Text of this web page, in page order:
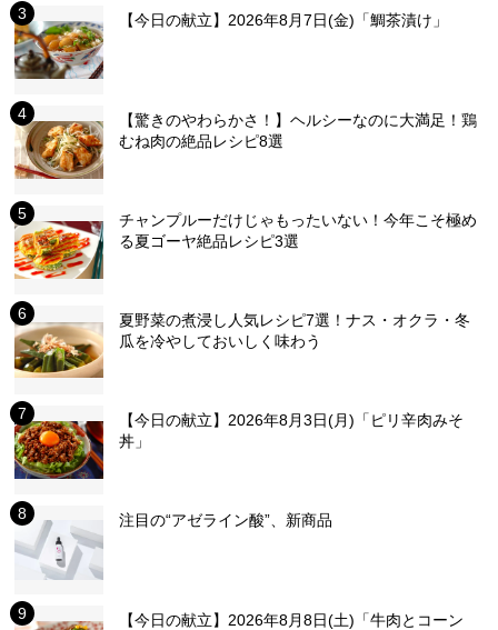
【今日の献立】2026年8月7日(金)「鯛茶漬け」
【驚きのやわらかさ！】ヘルシーなのに大満足！鶏
むね肉の絶品レシピ8選
チャンプルーだけじゃもったいない！今年こそ極め
る夏ゴーヤ絶品レシピ3選
夏野菜の煮浸し人気レシピ7選！ナス・オクラ・冬
瓜を冷やしておいしく味わう
【今日の献立】2026年8月3日(月)「ピリ辛肉みそ
丼」
注目の“アゼライン酸”、新商品
【今日の献立】2026年8月8日(土)「牛肉とコーン